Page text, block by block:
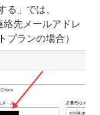
る」では、
先メールアドレ
ランの場合）